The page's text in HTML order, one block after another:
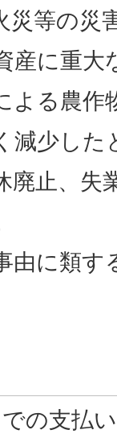
災等の災
産に重大
よる農作
減少した
廃止、失
由に類す
の支払